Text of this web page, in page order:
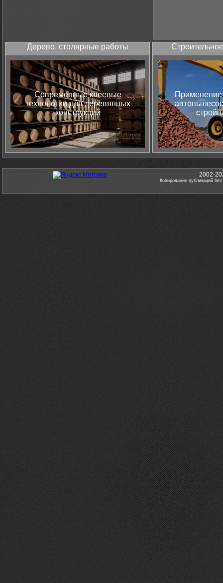
Дерево, столярные работы
Современные клеевые
технологии для деревянных
конструкций
Применение
2002-
Копирование публикаций